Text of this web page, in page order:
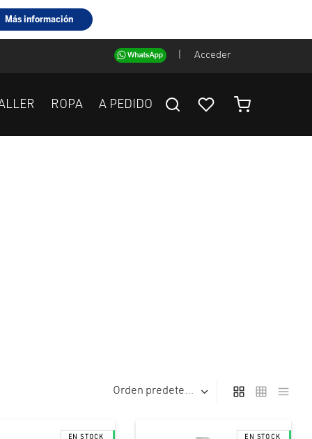
Acceder
ROPA A PEDIDO